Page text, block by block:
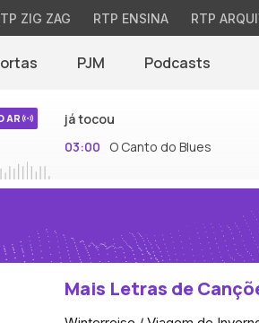
ZIG ZAG RTP ENSINA RTP
PJM Podcasts
AR
já tocou
03:00
O Canto do Blues
Mais Letras de